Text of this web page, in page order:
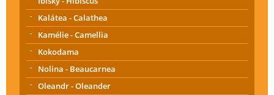
Kalátea - Calathea
Kamélie - Camellia
Kokodama
Nolina - Beaucarnea
Oleandr - Oleander